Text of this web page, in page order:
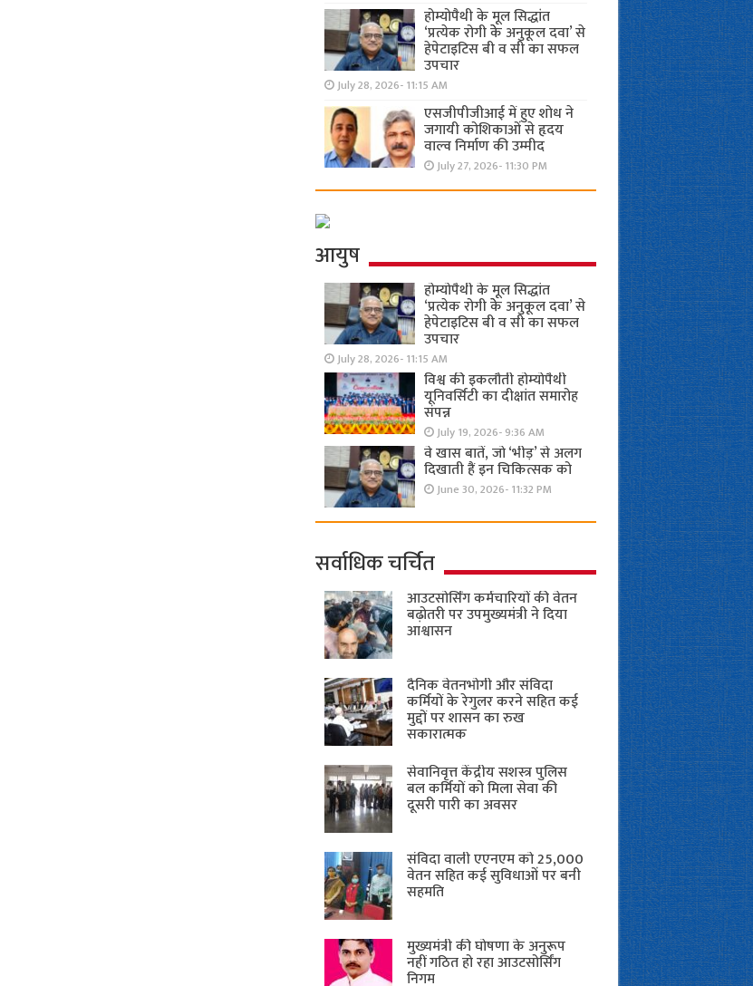
होम्योपैथी के मूल सिद्धांत
‘प्रत्येक रोगी केे अनुकूल दवा’ से
हेपेटाइटिस बी व सी का सफल
उपचार
July 28, 2026- 11:15 AM
एसजीपीजीआई में हुए शोध ने
जगायी कोशिकाओं से हृदय
वाल्व निर्माण की उम्मीद
July 27, 2026- 11:30 PM
आयुष
होम्योपैथी के मूल सिद्धांत
‘प्रत्येक रोगी केे अनुकूल दवा’ से
हेपेटाइटिस बी व सी का सफल
उपचार
July 28, 2026- 11:15 AM
विश्व की इकलौती होम्योपैथी
यूनिवर्सिटी का दीक्षांत समारोह
संपन्न
July 19, 2026- 9:36 AM
वे खास बातें, जो ‘भीड़’ से अलग
दिखाती हैं इन चिकित्सक को
June 30, 2026- 11:32 PM
सर्वाधिक चर्चित
आउटसोर्सिंग कर्मचारियों की वेतन
बढ़ोतरी पर उपमुख्यमंत्री ने दिया
आश्वासन
दैनिक वेतनभोगी और संविदा
कर्मियों के रेगुलर करने सहित कई
मुद्दों पर शासन का रुख
सकारात्मक
सेवानिवृत्त केंद्रीय सशस्त्र पुलिस
बल ​कर्मियों को मिला सेवा की
दूसरी पारी का अवसर
संविदा वाली एएनएम को 25,000
वेतन सहित कई सुविधाओं पर बनी
सहमति
मुख्यमंत्री की घोषणा के अनुरूप
नहीं गठित हो रहा आउटसोर्सिंग
निगम